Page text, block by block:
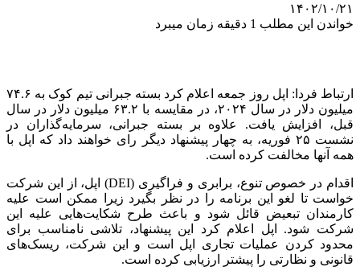
۱۴۰۲/۱۰/۲۱
خواندن این مطلب 1 دقیقه زمان میبرد
ارتباط فردا: اپل روز جمعه اعلام کرد بسته جبرانی تیم کوک به ۷۴.۶
میلیون دلار در سال ۲۰۲۴، در مقایسه با ۶۳.۲ میلیون دلار در سال
قبل، افزایش یافت. علاوه بر بسته جبرانی، سرمایه‌گذاران در
نشست ۲۵ فوریه، به چهار پیشنهاد دیگر رای خواهند داد که اپل با
همه آنها مخالفت کرده است.
اقدام در خصوص تنوع، برابری و فراگیری (DEI) اپل، از این شرکت
خواست تا لغو این برنامه را در نظر بگیرد زیرا ممکن است علیه
کارمندان تبعیض قائل شود و باعث طرح شکایت‌هایی علیه این
شرکت شود. اپل اعلام کرد این پیشنهاد، تلاشی نامناسب برای
محدود کردن عملیات تجاری اپل است و این شرکت، ریسک‌های
قانونی و نظارتی را پیشتر ارزیابی کرده است.